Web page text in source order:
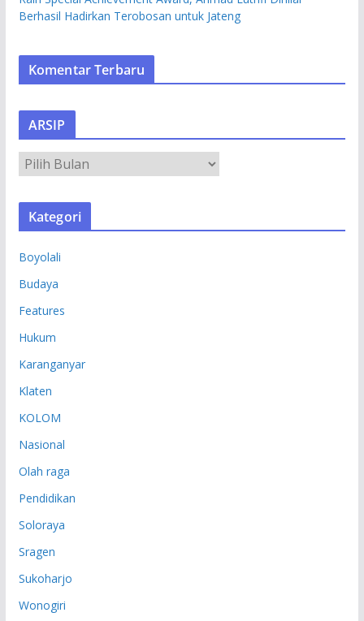
Berhasil Hadirkan Terobosan untuk Jateng
Komentar Terbaru
ARSIP
R
S
Kategori
Boyolali
Budaya
Features
Hukum
Karanganyar
Klaten
KOLOM
Nasional
Olah raga
Pendidikan
Soloraya
Sragen
Sukoharjo
Wonogiri